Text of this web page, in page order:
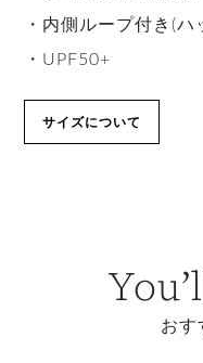
・内側ループ付き(
・UPF50+
サイズについて
おす